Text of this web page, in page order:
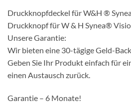
Druckknopfdeckel für W&H ®
Druckknopf für W & H Synea®
Unsere Garantie:
Wir bieten eine 30-tägige Geld-
Geben Sie Ihr Produkt einfach für
einen Austausch zurück.
Garantie – 6 Monate!